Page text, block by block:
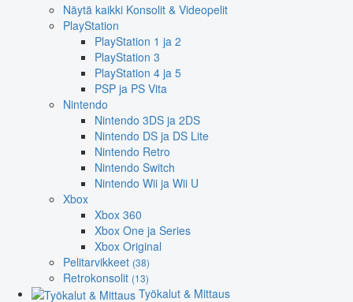
Näytä kaikki Konsolit & Videopelit
PlayStation
PlayStation 1 ja 2
PlayStation 3
PlayStation 4 ja 5
PSP ja PS Vita
Nintendo
Nintendo 3DS ja 2DS
Nintendo DS ja DS Lite
Nintendo Retro
Nintendo Switch
Nintendo Wii ja Wii U
Xbox
Xbox 360
Xbox One ja Series
Xbox Original
Pelitarvikkeet (38)
Retrokonsolit (13)
Työkalut & Mittaus